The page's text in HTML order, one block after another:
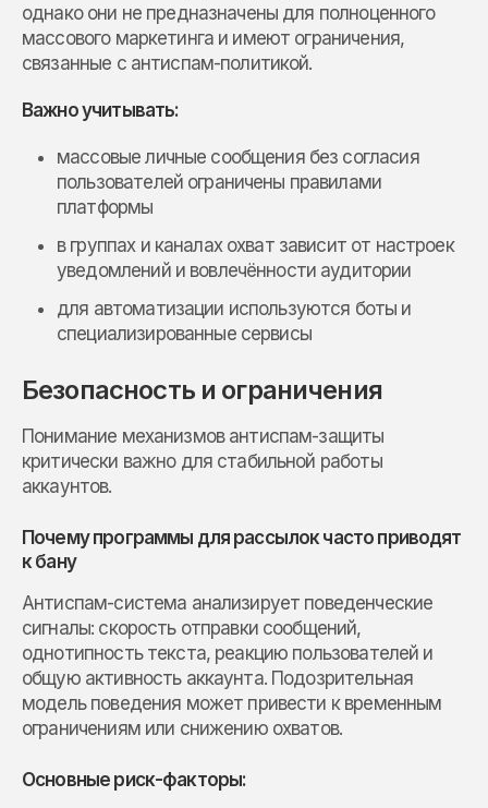
однако они не предназначены для полноценного
массового маркетинга и имеют ограничения,
связанные с антиспам-политикой.
Важно учитывать:
массовые личные сообщения без согласия
пользователей ограничены правилами
платформы
в группах и каналах охват зависит от настроек
уведомлений и вовлечённости аудитории
для автоматизации используются боты и
специализированные сервисы
Безопасность и ограничения
Понимание механизмов антиспам-защиты
критически важно для стабильной работы
аккаунтов.
Почему программы для рассылок часто приводят
к бану
Антиспам-система анализирует поведенческие
сигналы: скорость отправки сообщений,
однотипность текста, реакцию пользователей и
общую активность аккаунта. Подозрительная
модель поведения может привести к временным
ограничениям или снижению охватов.
Основные риск-факторы: